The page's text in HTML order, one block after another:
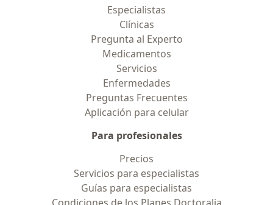
Especialistas
Clínicas
Pregunta al Experto
Medicamentos
Servicios
Enfermedades
Preguntas Frecuentes
Aplicación para celular
Para profesionales
Precios
Servicios para especialistas
Guías para especialistas